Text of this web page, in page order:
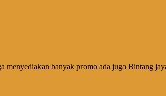
banyak promo ada juga Bintang